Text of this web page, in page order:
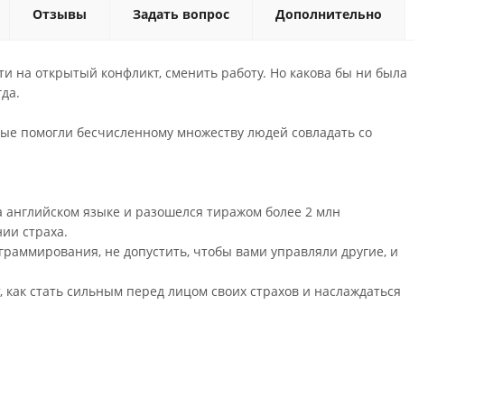
Отзывы Задать вопрос Дополнительно
на открытый конфликт, сменить работу. Но какова бы ни была
помогли бесчисленному множеству людей совладать со
языке и разошелся тиражом более 2 млн
страха.
не допустить, чтобы вами управляли другие, и
стать сильным перед лицом своих страхов и наслаждаться